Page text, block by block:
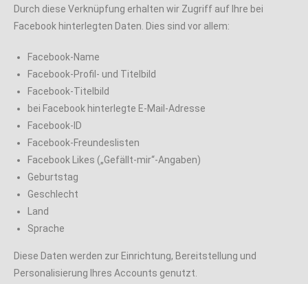
Durch diese Verknüpfung erhalten wir Zugriff auf Ihre bei
Facebook hinterlegten Daten. Dies sind vor allem:
Facebook-Name
Facebook-Profil- und Titelbild
Facebook-Titelbild
bei Facebook hinterlegte E-Mail-Adresse
Facebook-ID
Facebook-Freundeslisten
Facebook Likes („Gefällt-mir“-Angaben)
Geburtstag
Geschlecht
Land
Sprache
Diese Daten werden zur Einrichtung, Bereitstellung und
Personalisierung Ihres Accounts genutzt.